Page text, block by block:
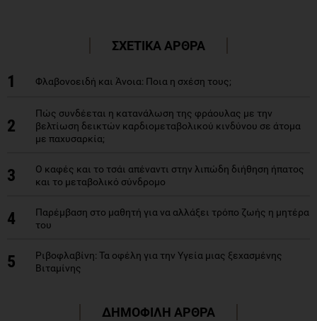
ΣΧΕΤΙΚΑ ΑΡΘΡΑ
1 Φλαβονοειδή και Άνοια: Ποια η σχέση τους;
2
Πώς συνδέεται η κατανάλωση της φράουλας με την
βελτίωση δεικτών καρδιομεταβολικού κινδύνου σε άτομα
με παχυσαρκία;
3
Ο καφές και το τσάι απέναντι στην λιπώδη διήθηση ήπατος
και το μεταβολικό σύνδρομο
4
Παρέμβαση στο μαθητή για να αλλάξει τρόπο ζωής η μητέρα
του
5
Ριβοφλαβίνη: Τα οφέλη για την Υγεία μιας ξεχασμένης
Βιταμίνης
ΔΗΜΟΦΙΛΗ ΑΡΘΡΑ